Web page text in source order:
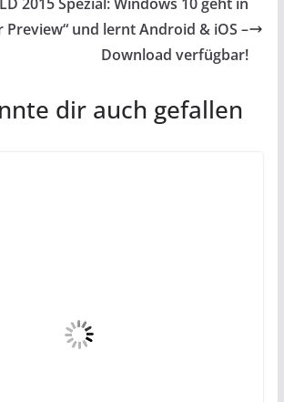
Preview“ und lernt Android & iOS –
Download verfügbar!
dir auch gefallen